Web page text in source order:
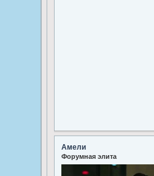
Амели
Форумная элита